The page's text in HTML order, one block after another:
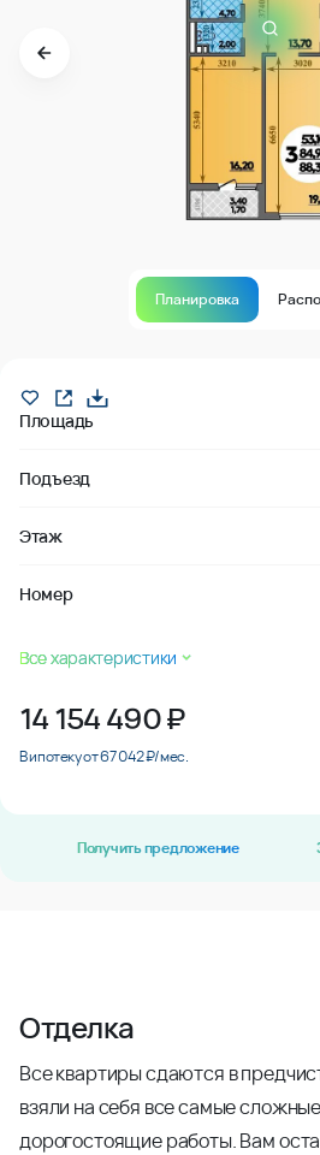
Планировка
Площадь
Подъезд
Этаж
Номер
Все характеристики
14 154 490₽
В ипотеку от 67 042 ₽/мес.
Получить предложение
Отделка
Все квартиры сдаются в
взяли на себя все самые
дорогостоящие работы. Вам